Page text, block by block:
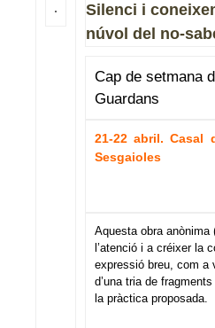
Silenci i
núvol del no-
Cap de setmana
Guardans
21-22 abril. Casal
Sesgaioles
Aquesta obra
l’atenció i a créixer la
expressió breu, com a
d’una tria de
la pràctica proposada.